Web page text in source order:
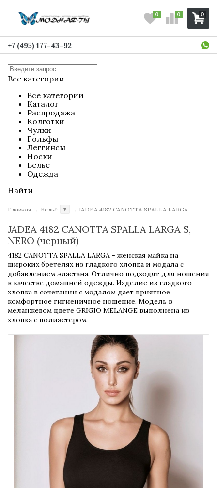
0
0 0
+7 (495) 177-43-92
Все категории
Все категории
Каталог
Распродажа
Колготки
Чулки
Гольфы
Леггинсы
Носки
Бельё
Одежда
Найти
Главная → Бельё ▼ → JADEA 4182 CANOTTA SPALLA LARGA
JADEA 4182 CANOTTA SPALLA LARGA S,
NERO (черный)
4182 CANOTTA SPALLA LARGA - женская майка на
широких бретелях из гладкого хлопка и модала с
добавлением эластана. Отлично подходят для ношения
в качестве домашней одежды. Изделие из гладкого
хлопка в сочетании с модалом дает приятное
комфортное гигиеничное ношение. Модель в
меланжевом цвете GRIGIO MELANGE выполнена из
хлопка с полиэстером.